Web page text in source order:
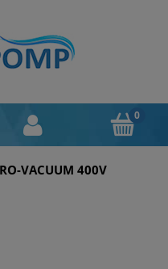
VACUUM 400V